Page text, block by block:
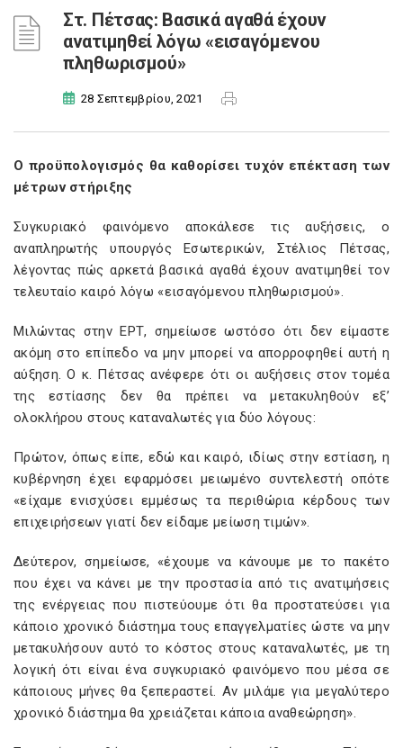
Στ. Πέτσας: Βασικά αγαθά έχουν
ανατιμηθεί λόγω «εισαγόμενου
πληθωρισμού»
28 Σεπτεμβρίου, 2021
Ο προϋπολογισμός θα καθορίσει τυχόν επέκταση των
μέτρων στήριξης
Συγκυριακό φαινόμενο αποκάλεσε τις αυξήσεις, ο
αναπληρωτής υπουργός Εσωτερικών, Στέλιος Πέτσας,
λέγοντας πώς αρκετά βασικά αγαθά έχουν ανατιμηθεί τον
τελευταίο καιρό λόγω «εισαγόμενου πληθωρισμού».
Μιλώντας στην ΕΡΤ, σημείωσε ωστόσο ότι δεν είμαστε
ακόμη στο επίπεδο να μην μπορεί να απορροφηθεί αυτή η
αύξηση. Ο κ. Πέτσας ανέφερε ότι οι αυξήσεις στον τομέα
της εστίασης δεν θα πρέπει να μετακυληθούν εξ’
ολοκλήρου στους καταναλωτές για δύο λόγους:
Πρώτον, όπως είπε, εδώ και καιρό, ιδίως στην εστίαση, η
κυβέρνηση έχει εφαρμόσει μειωμένο συντελεστή οπότε
«είχαμε ενισχύσει εμμέσως τα περιθώρια κέρδους των
επιχειρήσεων γιατί δεν είδαμε μείωση τιμών».
Δεύτερον, σημείωσε, «έχουμε να κάνουμε με το πακέτο
που έχει να κάνει με την προστασία από τις ανατιμήσεις
της ενέργειας που πιστεύουμε ότι θα προστατεύσει για
κάποιο χρονικό διάστημα τους επαγγελματίες ώστε να μην
μετακυλήσουν αυτό το κόστος στους καταναλωτές, με τη
λογική ότι είναι ένα συγκυριακό φαινόμενο που μέσα σε
κάποιους μήνες θα ξεπεραστεί. Αν μιλάμε για μεγαλύτερο
χρονικό διάστημα θα χρειάζεται κάποια αναθεώρηση».